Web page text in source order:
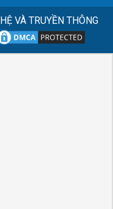
VÀ TRUYỀN THÔNG